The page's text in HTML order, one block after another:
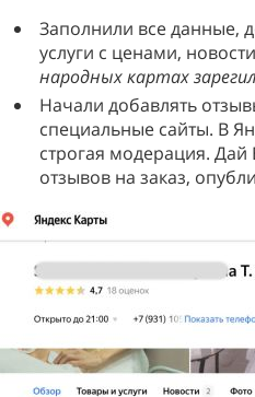
Заполнили все данные,
услуги с ценами,
народных картах
Начали добавлять
специальные сайты. В
строгая модерация. Дай
отзывов на заказ,